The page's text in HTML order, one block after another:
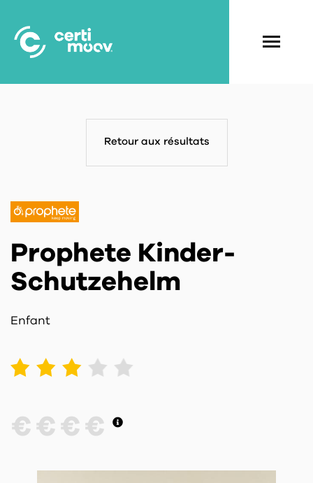
contenu
principal
Retour aux résultats
Prophete Kinder-
Schutzehelm
Enfant
2 3 4 5
€ € € €